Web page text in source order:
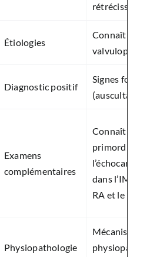
Étiologies
Connaître
Diagnostic positif
Signes
Examens
complémentaires
Connaître la
primordiale
dans l’IM,
RA et le RM
Physiopathologie
Mécanismes